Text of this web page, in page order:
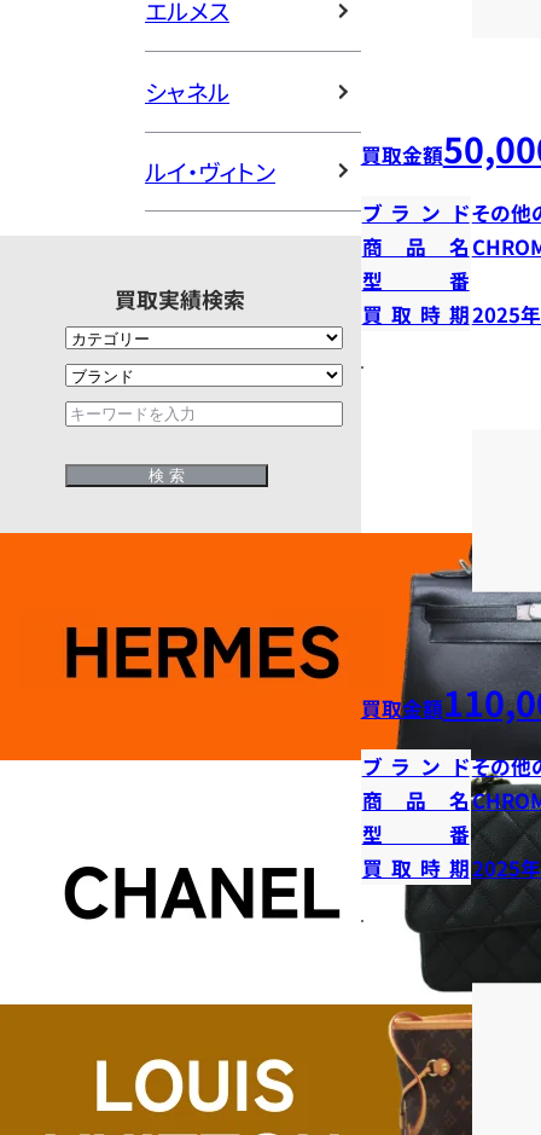
エルメス
シャネル
ルイ・ヴィトン
買取実績検索
買取金額
ブランドその他
商品名
型番
買取時期2025
買取金額
ブランドその他
商品名
型番
買取時期2025